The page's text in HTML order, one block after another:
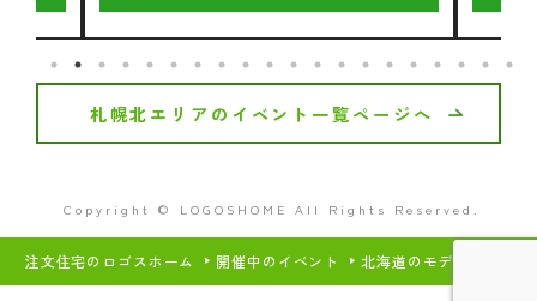
札幌北エリアのイベント一覧ページへ
Copyright © LOGOSHOME All Rights Reserved.
注文住宅のロゴスホーム 開催中のイベント 北海道のモデルハウス・